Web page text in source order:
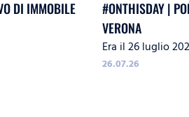
DI IMMOBILE
#ONTHISDAY |
VERONA
Era il 26 luglio
26.07.26